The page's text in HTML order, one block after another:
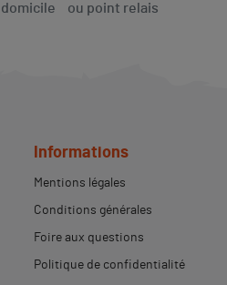
domicile ou point relais
Informations
Mentions légales
Conditions générales
Foire aux questions
Politique de confidentialité